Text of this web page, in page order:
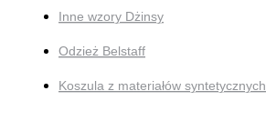
Inne wzory Dżinsy
Odzież Belstaff
Koszula z materiałów syntetycznych